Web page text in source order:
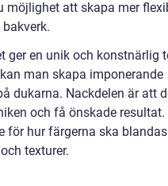
möjlighet att skapa mer
ger en unik och konstnärlig
man skapa imponerande
dukarna. Nackdelen är att
och få önskade resultat.
för hur färgerna ska
texturer.